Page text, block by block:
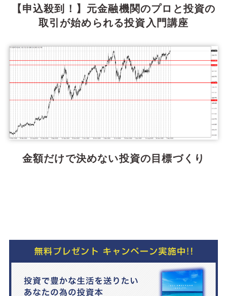
【申込殺到！】元金融機関のプロと投資の
取引が始められる投資入門講座
金額だけで決めない投資の目標づくり